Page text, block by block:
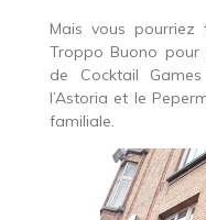
Mais vous
Troppo Buono pour
de Cocktail
l’Astoria et le
familiale.